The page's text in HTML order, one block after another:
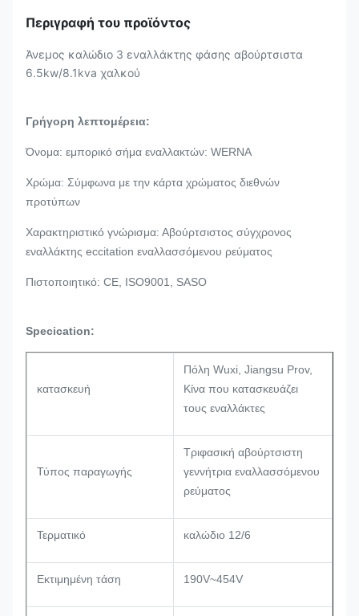
Περιγραφή του προϊόντος
Άνεμος καλώδιο 3 εναλλάκτης φάσης αβούρτσιστα
6.5kw/8.1kva χαλκού
Γρήγορη λεπτομέρεια:
Όνομα: εμπορικό σήμα εναλλακτών: WERNA
Χρώμα: Σύμφωνα με την κάρτα χρώματος διεθνών
προτύπων
Χαρακτηριστικό γνώρισμα: Αβούρτσιστος σύγχρονος
εναλλάκτης eccitation εναλλασσόμενου ρεύματος
Πιστοποιητικό: CE, ISO9001, SASO
Specication:
κατασκευή
Πόλη Wuxi, Jiangsu Prov,
Κίνα που κατασκευάζει
τους εναλλάκτες
Τύπος παραγωγής
Τριφασική αβούρτσιστη
γεννήτρια εναλλασσόμενου
ρεύματος
Τερματικό καλώδιο 12/6
Εκτιμημένη τάση 190V~454V